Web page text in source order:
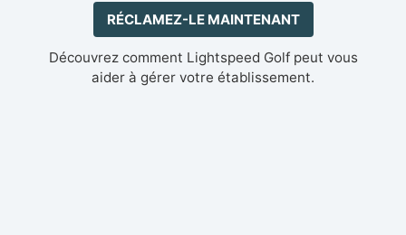
RÉCLAMEZ-LE MAINTENANT
Découvrez comment Lightspeed Golf peut vous
aider à gérer votre établissement.